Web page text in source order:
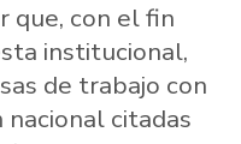
que, con el fin
institucional,
de trabajo con
citadas